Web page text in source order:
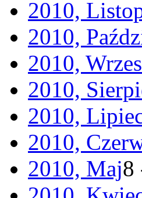
2010,
2010,
2010,
2010,
2010,
2010,
2010, Maj8